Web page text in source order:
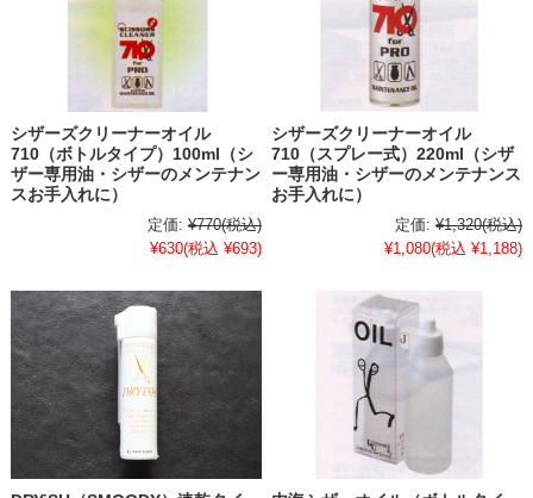
シザーズクリーナーオイル
710（ボトルタイプ）100ml（シ
ザー専用油・シザーのメンテナン
スお手入れに）
定価: ¥770(税込)
¥630(税込 ¥693)
シザーズクリーナーオイル
710（スプレー式）220ml（シザ
ー専用油・シザーのメンテナンス
お手入れに）
定価: ¥1,320(税込)
¥1,080(税込 ¥1,188)